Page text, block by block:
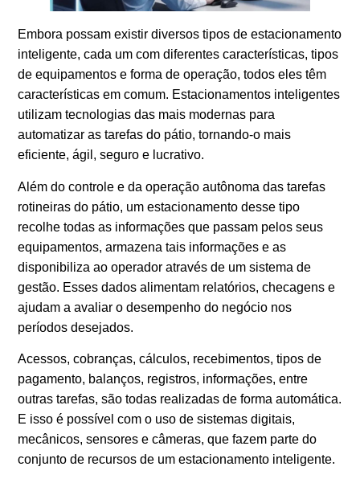
Embora possam existir diversos tipos de estacionamento
inteligente, cada um com diferentes características, tipos
de equipamentos e forma de operação, todos eles têm
características em comum. Estacionamentos inteligentes
utilizam tecnologias das mais modernas para
automatizar as tarefas do pátio, tornando-o mais
eficiente, ágil, seguro e lucrativo.
Além do controle e da operação autônoma das tarefas
rotineiras do pátio, um estacionamento desse tipo
recolhe todas as informações que passam pelos seus
equipamentos, armazena tais informações e as
disponibiliza ao operador através de um sistema de
gestão. Esses dados alimentam relatórios, checagens e
ajudam a avaliar o desempenho do negócio nos
períodos desejados.
Acessos, cobranças, cálculos, recebimentos, tipos de
pagamento, balanços, registros, informações, entre
outras tarefas, são todas realizadas de forma automática.
E isso é possível com o uso de sistemas digitais,
mecânicos, sensores e câmeras, que fazem parte do
conjunto de recursos de um estacionamento inteligente.